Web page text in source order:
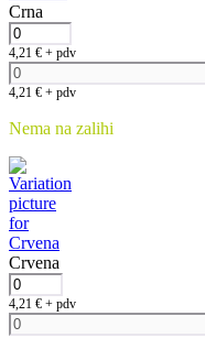
Crna
4,21 € + pdv
4,21 € + pdv
Nema na zalihi
Crvena
4,21 € + pdv